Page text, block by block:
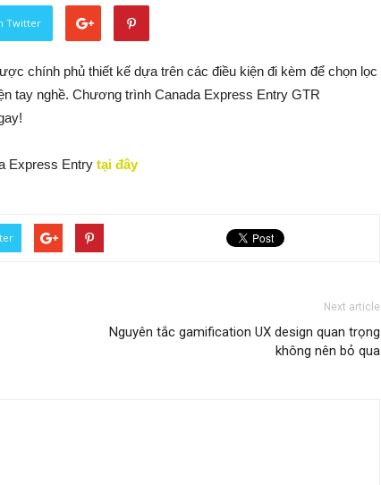
Twitter
chính phủ thiết kế dựa trên các điều kiện đi kèm để chọn lọc
tay nghề. Chương trình Canada Express Entry GTR
Express Entry tại đây
Next article
Nguyên tắc gamification UX design quan trọng
không nên bỏ qua